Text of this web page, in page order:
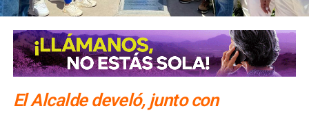
SIGUIENTE
Gobernador del Estado y Cónsul General de Japón
inauguraron jardín japonés
NO TE PIERDAS
“Programa de detención de motociclistas en SLP es
El Alcalde develó, junto con